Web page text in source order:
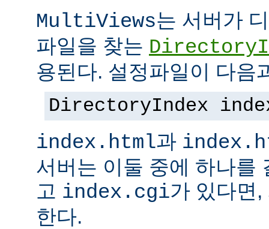
MultiViews는 서버가
파일을 찾는
용된다. 설정파일이 다음
DirectoryIndex
index.html과
서버는 이둘 중에 하나를
고 index.cgi가 있다면
한다.